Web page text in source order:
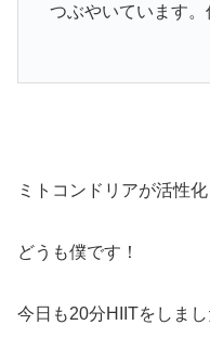
つぶやいています。
ミトコンドリアが活性化
どうも僕です！
今日も20分HIITをしま